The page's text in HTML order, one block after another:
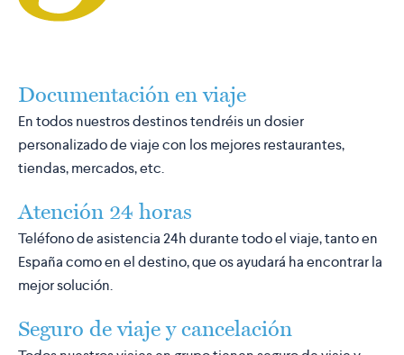
Documentación en viaje
En todos nuestros destinos tendréis un dosier
personalizado de viaje con los mejores restaurantes,
tiendas, mercados, etc.
Atención 24 horas
Teléfono de asistencia 24h durante todo el viaje, tanto en
España como en el destino, que os ayudará ha encontrar la
mejor solución.
Seguro de viaje y cancelación